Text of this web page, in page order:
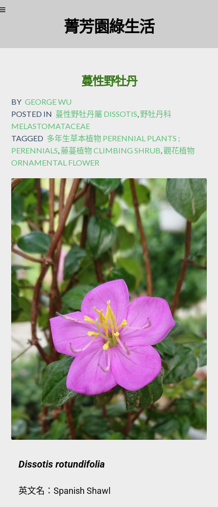
菁芳園綠生活
蔓性野牡丹
BY GEORGE WU
POSTED IN 蔓性野牡丹屬 DISSOTIS, 野牡丹科
MELASTOMATACEAE
TAGGED 多年生草本植物 PERENNIAL PLANTS ;
PERENNIALS, 藤蔓植物 CLIMBING SHRUB,觀花植物
ORNAMENTAL FLOWER
Dissotis rotundifolia
英文名：Spanish Shawl